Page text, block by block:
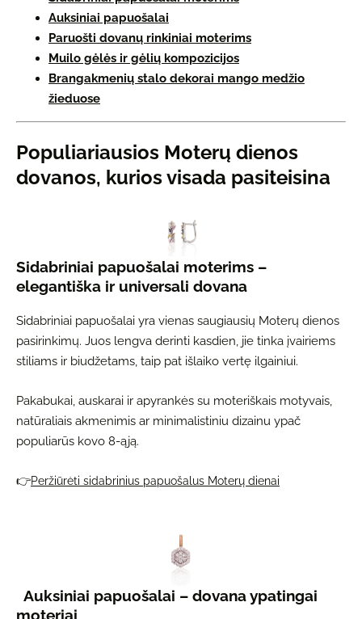
Auksiniai papuošalai
Paruošti dovanų rinkiniai moterims
Muilo gėlės ir gėlių kompozicijos
Brangakmenių stalo dekorai mango medžio
žieduose
Populiariausios Moterų dienos
dovanos, kurios visada pasiteisina
Sidabriniai papuošalai moterims –
elegantiška ir universali dovana
Sidabriniai papuošalai yra vienas saugiausių Moterų dienos
pasirinkimų. Juos lengva derinti kasdien, jie tinka įvairiems
stiliams ir biudžetams, taip pat išlaiko vertę ilgainiui.
Pakabukai, auskarai ir apyrankės su moteriškais motyvais,
natūraliais akmenimis ar minimalistiniu dizainu ypač
populiarūs kovo 8-ąją.
👉Peržiūrėti sidabrinius papuošalus Moterų dienai
Auksiniai papuošalai – dovana ypatingai
moteriai